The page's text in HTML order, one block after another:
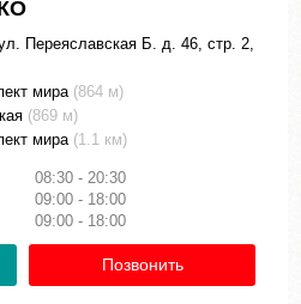
Переяславская Б. д. 46, стр. 2,
мира (864 м)
(869 м)
мира (1.1 км)
08:30 - 20:30
09:00 - 18:00
09:00 - 18:00
Позвонить